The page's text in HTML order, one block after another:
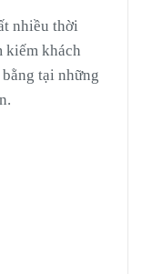
nhiều thời
kiếm khách
tại những